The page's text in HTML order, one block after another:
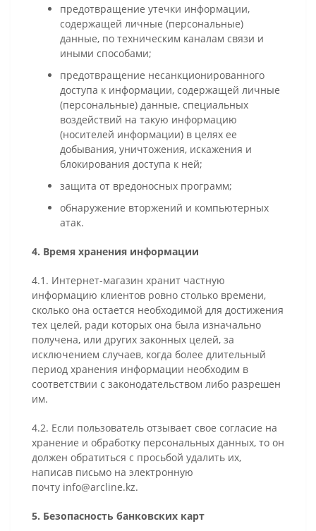
предотвращение утечки информации,
содержащей личные (персональные)
данные, по техническим каналам связи и
иными способами;
предотвращение несанкционированного
доступа к информации, содержащей личные
(персональные) данные, специальных
воздействий на такую информацию
(носителей информации) в целях ее
добывания, уничтожения, искажения и
блокирования доступа к ней;
защита от вредоносных программ;
обнаружение вторжений и компьютерных
атак.
4. Время хранения информации
4.1. Интернет-магазин хранит частную
информацию клиентов ровно столько времени,
сколько она остается необходимой для достижения
тех целей, ради которых она была изначально
получена, или других законных целей, за
исключением случаев, когда более длительный
период хранения информации необходим в
соответствии с законодательством либо разрешен
им.
4.2. Если пользователь отзывает свое согласие на
хранение и обработку персональных данных, то он
должен обратиться с просьбой удалить их,
написав письмо на электронную
почту info@arcline.kz.
5. Безопасность банковских карт